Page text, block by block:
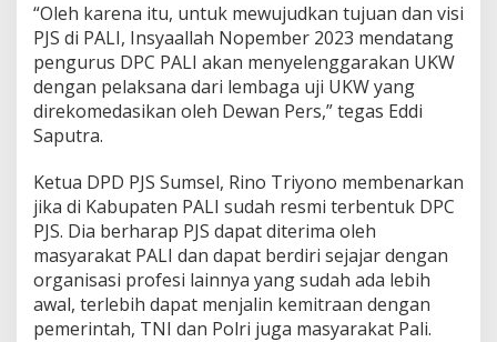
“Oleh karena itu, untuk mewujudkan tujuan dan visi
PJS di PALI, Insyaallah Nopember 2023 mendatang
pengurus DPC PALI akan menyelenggarakan UKW
dengan pelaksana dari lembaga uji UKW yang
direkomedasikan oleh Dewan Pers,” tegas Eddi
Saputra.
Ketua DPD PJS Sumsel, Rino Triyono membenarkan
jika di Kabupaten PALI sudah resmi terbentuk DPC
PJS. Dia berharap PJS dapat diterima oleh
masyarakat PALI dan dapat berdiri sejajar dengan
organisasi profesi lainnya yang sudah ada lebih
awal, terlebih dapat menjalin kemitraan dengan
pemerintah, TNI dan Polri juga masyarakat Pali.